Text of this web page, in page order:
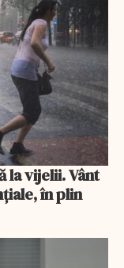
la vijelii. Vânt
în plin